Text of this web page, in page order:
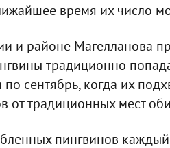
время их число
и районе Магелланова
традиционно
сентябрь, когда их
от традиционных мест
пингвинов